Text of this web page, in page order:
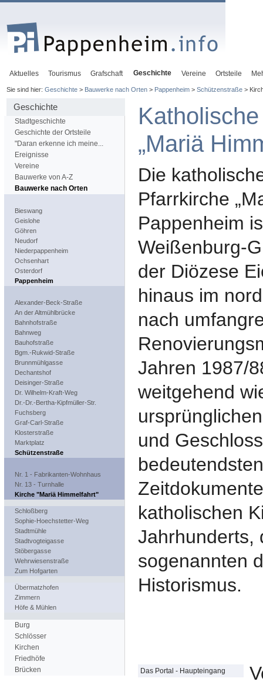
Aktuelles Tourismus Grafschaft Geschichte Vereine Ortsteile
Sie sind hier: Geschichte> Bauwerke nach Orten> Pappenheim> Schützenstraße>
Geschichte
Stadtgeschichte
Geschichte der Ortsteile
"Daran erkenne ich meine...
Ereignisse
Vereine
Bauwerke von A-Z
Bauwerke nach Orten
Bieswang
Geislohe
Göhren
Neudorf
Niederpappenheim
Ochsenhart
Osterdorf
Pappenheim
Alexander-Beck-Straße
An der Altmühlbrücke
Bahnhofstraße
Bahnweg
Bauhofstraße
Bgm.-Rukwid-Straße
Brunnmühlgasse
Dechantshof
Deisinger-Straße
Dr. Wilhelm-Kraft-Weg
Dr.-Dr.-Bertha-Kipfmüller-Str.
Fuchsberg
Graf-Carl-Straße
Klosterstraße
Marktplatz
Schützenstraße
Nr. 1 - Fabrikanten-Wohnhaus
Nr. 13 - Turnhalle
Kirche "Mariä Himmelfahrt"
Schloßberg
Sophie-Hoechstetter-Weg
Stadtmühle
Stadtvogteigasse
Stöbergasse
Wehrwiesenstraße
Zum Hofgarten
Übermatzhofen
Zimmern
Höfe & Mühlen
Burg
Schlösser
Kirchen
Friedhöfe
Brücken
„Mariä
Die
Pfarrkirche
Pappenheim
Weißenburg-
der Diözese
hinaus im
nach
Jahren 1987/
weitgehend
und
katholischen
Jahrhunderts,
sogenannten
Historismus.
Das Portal - Haupteingang